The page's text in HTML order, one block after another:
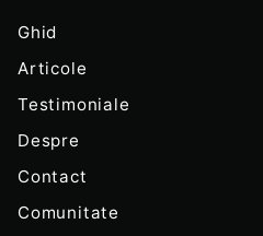
Ghid
Articole
Testimoniale
Despre
Contact
Comunitate